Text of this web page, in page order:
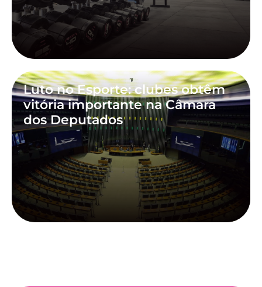
Luto no Esporte: clubes obtêm
vitória importante na Câmara
dos Deputados